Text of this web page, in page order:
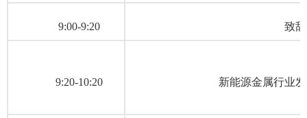
9:00-9:20 致辞
9:20-10:20 新能源金属行业